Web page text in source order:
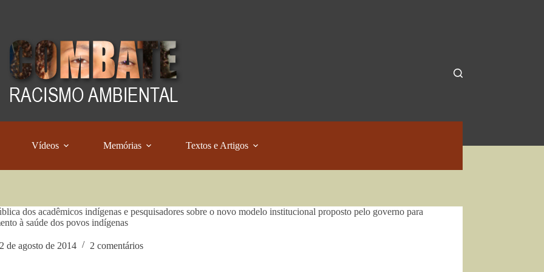
Vídeos Memórias Textos e Artigos
dos acadêmicos indígenas e pesquisadores sobre o novo modelo institucional proposto pelo governo para
à saúde dos povos indígenas
de agosto de 2014 2 comentários